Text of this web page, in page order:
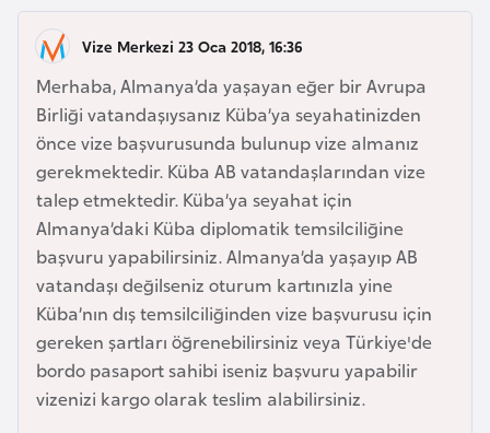
Vize Merkezi 23 Oca 2018, 16:36
Merhaba, Almanya’da yaşayan eğer bir Avrupa
Birliği vatandaşıysanız Küba’ya seyahatinizden
önce vize başvurusunda bulunup vize almanız
gerekmektedir. Küba AB vatandaşlarından vize
talep etmektedir. Küba’ya seyahat için
Almanya’daki Küba diplomatik temsilciliğine
başvuru yapabilirsiniz. Almanya’da yaşayıp AB
vatandaşı değilseniz oturum kartınızla yine
Küba’nın dış temsilciliğinden vize başvurusu için
gereken şartları öğrenebilirsiniz veya Türkiye'de
bordo pasaport sahibi iseniz başvuru yapabilir
vizenizi kargo olarak teslim alabilirsiniz.
A
z
r
b
a
y
c
a
n
B
a
h